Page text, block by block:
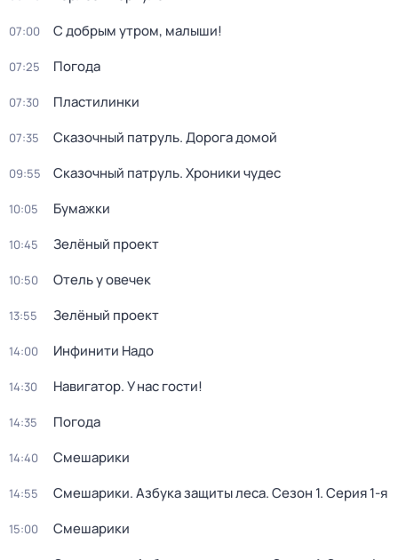
07:00 С добрым утром, малыши!
07:25 Погода
07:30 Пластилинки
07:35 Сказочный патруль. Дорога домой
09:55 Сказочный патруль. Хроники чудес
10:05 Бумажки
10:45 Зелёный проект
10:50 Отель у овечек
13:55 Зелёный проект
14:00 Инфинити Надо
14:30 Навигатор. У нас гости!
14:35 Погода
14:40 Смешарики
14:55 Смешарики. Азбука защиты леса. Сезон 1. Серия 1-я
15:00 Смешарики